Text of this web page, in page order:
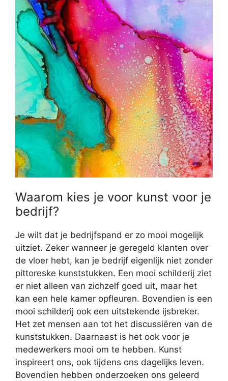
Waarom kies je voor kunst voor je
bedrijf?
Je wilt dat je bedrijfspand er zo mooi mogelijk
uitziet. Zeker wanneer je geregeld klanten over
de vloer hebt, kan je bedrijf eigenlijk niet zonder
pittoreske kunststukken. Een mooi schilderij ziet
er niet alleen van zichzelf goed uit, maar het
kan een hele kamer opfleuren. Bovendien is een
mooi schilderij ook een uitstekende ijsbreker.
Het zet mensen aan tot het discussiëren van de
kunststukken. Daarnaast is het ook voor je
medewerkers mooi om te hebben. Kunst
inspireert ons, ook tijdens ons dagelijks leven.
Bovendien hebben onderzoeken ons geleerd